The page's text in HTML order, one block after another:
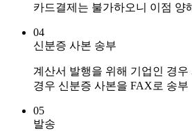
카드결제는 불가하오니 이점 양
04
신분증 사본 송부
계산서 발행을 위해 기업인 경
경우 신분증 사본을 FAX로 송부
05
발송